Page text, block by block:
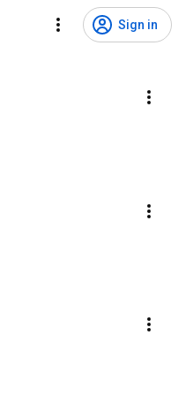
Sign in